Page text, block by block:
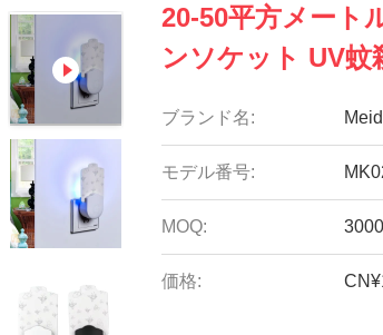
20-50平方メート
ンソケット UV蚊
ブランド名:
モデル番号:
MOQ:
価格: